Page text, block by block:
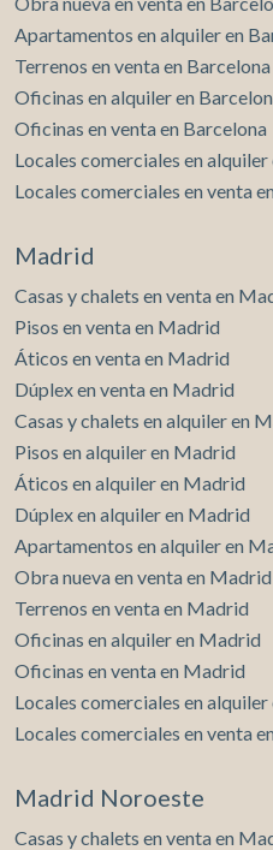
bañera. Gran pasillo con
cortesía. Planta sótano: family room con salida al porche,
sala polivalente con
servicio/invitados/
el exterior, y garaje para dos coches. El
muchísimo encanto y goza
en el paisaje. Tiene salida
Valdelagua, ubicada en el Km
acceso está restringido
Por otra parte, está rodeada
comercial de la urbanización
Agustín del Guadalix.
tanto públicos como
prestigio. aProperties les invita a visitar nuestra web
www.aproperties.es donde
Apartamentos en alquiler en
Terrenos en venta en Barcelona
Oficinas en alquiler en
Oficinas en venta en Barcelona
Locales comerciales en alquiler
Locales comerciales en venta
Madrid
Casas y chalets en venta en
Pisos en venta en Madrid
Áticos en venta en Madrid
Dúplex en venta en Madrid
Casas y chalets en alquiler en
Pisos en alquiler en Madrid
Áticos en alquiler en Madrid
Dúplex en alquiler en Madrid
Apartamentos en alquiler en
Obra nueva en venta en Madrid
Terrenos en venta en Madrid
Oficinas en alquiler en Madrid
Oficinas en venta en Madrid
Locales comerciales en
Locales comerciales en venta
Madrid Noroeste
Casas y chalets en venta en